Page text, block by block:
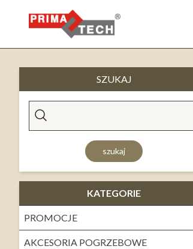
SZUKAJ
szukaj
KATEGORIE
PROMOCJE
AKCESORIA POGRZEBOWE